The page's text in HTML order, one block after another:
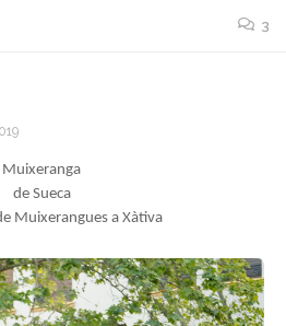
3
Muixeranga
de Sueca
Muixerangues a Xàtiva